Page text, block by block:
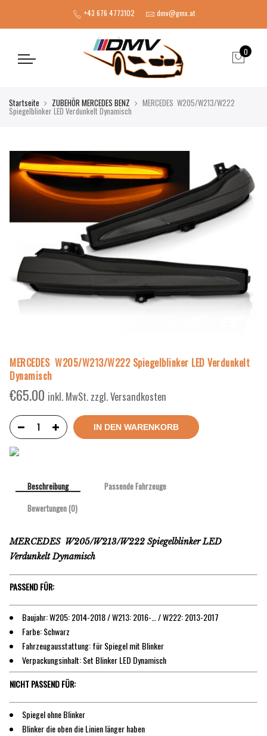
+43 676 4773102 dmv@gmx.at
0
Startseite ZUBEHÖR MERCEDES BENZ MERCEDES W205/W213/W222
Spiegelblinker LED Verdunkelt Dynamisch
MERCEDES W205/W213/W222 Spiegelblinker LED Verdunkelt
Dynamisch
€65.00 inkl. MwSt. zzgl. Versandkosten
IN DEN WARENKORB
Beschreibung
Passende Fahrzeuge
Bewertungen (0)
MERCEDES W205/W213/W222 Spiegelblinker LED
Verdunkelt Dynamisch
PASSEND FÜR:
Baujahr: W205: 2014-2018 / W213: 2016-… / W222: 2013-2017
Farbe: Schwarz
Fahrzeugausstattung: für Spiegel mit Blinker
Verpackungsinhalt: Set Blinker LED Dynamisch
NICHT PASSEND FÜR:
Spiegel ohne Blinker
Blinker die oben die Linien länger haben